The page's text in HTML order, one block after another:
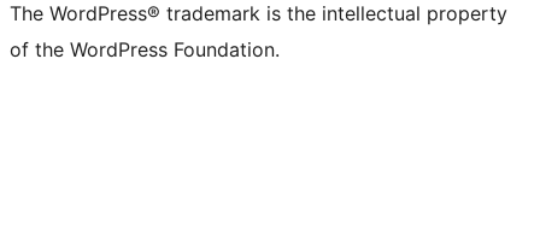
The WordPress® trademark is the intellectual property
of the WordPress Foundation.